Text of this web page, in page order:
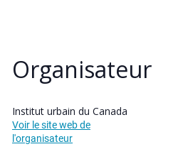
Organisateur
Institut urbain du Canada
Voir le site web de
l'organisateur